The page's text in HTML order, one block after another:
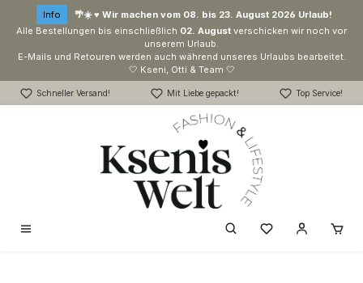
Zum Hauptinhalt springen
Info
🌴☀️ ♥ Wir machen vom 08. bis 23. August 2026 Urlaub!
Alle Bestellungen bis einschließlich 02. August verschicken wir noch vor
unserem Urlaub.
E-Mails und Retouren werden auch während unseres Urlaubs bearbeitet.
🤍 Kseni, Otti & Team 🤍
Schneller Versand! Mit Liebe gepackt! Top Service!
Du hast 0